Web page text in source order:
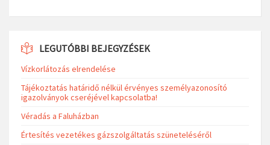
LEGUTÓBBI BEJEGYZÉSEK
Vízkorlátozás elrendelése
Tájékoztatás határidő nélkül érvényes személyazonosító
igazolványok cseréjével kapcsolatba!
Véradás a Faluházban
Értesítés vezetékes gázszolgáltatás szüneteléséről